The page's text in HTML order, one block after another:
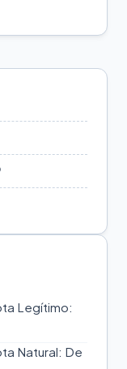
Legítimo:
Natural: De